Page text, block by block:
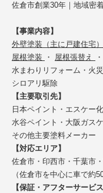
佐倉市創業30年｜地域密
【事業内容】
外壁塗装（主に戸建住宅）
屋根塗装
・ 屋根張替え ・
水まわりリフォーム・火
シロアリ駆除
【主要取引先】
日本ペイント・エスケー
水谷ペイント・大阪ガス
その他主要塗料メーカー
【対応エリア】
佐倉市・印西市・千葉市
（佐倉市を中心に車で約
【保証・アフターサービス